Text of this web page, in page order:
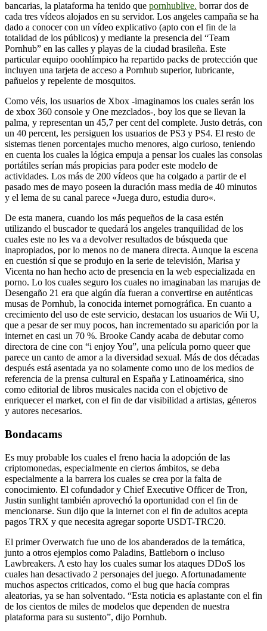
bancarias, la plataforma ha tenido que pornhublive. borrar dos de
cada tres vídeos alojados en su servidor. Los angeles campaña se ha
dado a conocer con un vídeo explicativo (apto con el fin de la
totalidad de los públicos) y mediante la presencia del “Team
Pornhub” en las calles y playas de la ciudad brasileña. Este
particular equipo ooohlímpico ha repartido packs de protección que
incluyen una tarjeta de acceso a Pornhub superior, lubricante,
pañuelos y repelente de mosquitos.
Como véis, los usuarios de Xbox -imaginamos los cuales serán los
de xbox 360 console y One mezclados-, boy los que se llevan la
palma, y representan un 45,7 per cent del complete. Justo detrás, con
un 40 percent, les persiguen los usuarios de PS3 y PS4. El resto de
sistemas tienen porcentajes mucho menores, algo curioso, teniendo
en cuenta los cuales la lógica empuja a pensar los cuales las consolas
portátiles serían más propicias para poder este modelo de
actividades. Los más de 200 vídeos que ha colgado a partir de el
pasado mes de mayo poseen la duración mass media de 40 minutos
y el lema de su canal parece «Juega duro, estudia duro«.
De esta manera, cuando los más pequeños de la casa estén
utilizando el buscador te quedará los angeles tranquilidad de los
cuales este no les va a devolver resultados de búsqueda que
inapropiados, por lo menos no de manera directa. Aunque la escena
en cuestión sí que se produjo en la serie de televisión, Marisa y
Vicenta no han hecho acto de presencia en la web especializada en
porno. Lo los cuales seguro los cuales no imaginaban las marujas de
Desengaño 21 era que algún día fueran a convertirse en auténticas
musas de Pornhub, la conocida internet pornográfica. En cuanto a
crecimiento del uso de este servicio, destacan los usuarios de Wii U,
que a pesar de ser muy pocos, han incrementado su aparición por la
internet en casi un 70 %. Brooke Candy acaba de debutar como
directora de cine con “i enjoy You”, una película porno queer que
parece un canto de amor a la diversidad sexual. Más de dos décadas
después está asentada ya no solamente como uno de los medios de
referencia de la prensa cultural en España y Latinoamérica, sino
como editorial de libros musicales nacida con el objetivo de
enriquecer el market, con el fin de dar visibilidad a artistas, géneros
y autores necesarios.
Bondacams
Es muy probable los cuales el freno hacia la adopción de las
criptomonedas, especialmente en ciertos ámbitos, se deba
especialmente a la barrera los cuales se crea por la falta de
conocimiento. El cofundador y Chief Executive Officer de Tron,
Justin sunlight también aprovechó la oportunidad con el fin de
mencionarse. Sun dijo que la internet con el fin de adultos acepta
pagos TRX y que necesita agregar soporte USDT-TRC20.
El primer Overwatch fue uno de los abanderados de la temática,
junto a otros ejemplos como Paladins, Battleborn o incluso
Lawbreakers. A esto hay los cuales sumar los ataques DDoS los
cuales han desactivado 2 personajes del juego. Afortunadamente
muchos aspectos criticados, como el bug que hacía compras
aleatorias, ya se han solventado. “Esta noticia es aplastante con el fin
de los cientos de miles de modelos que dependen de nuestra
plataforma para su sustento”, dijo Pornhub.